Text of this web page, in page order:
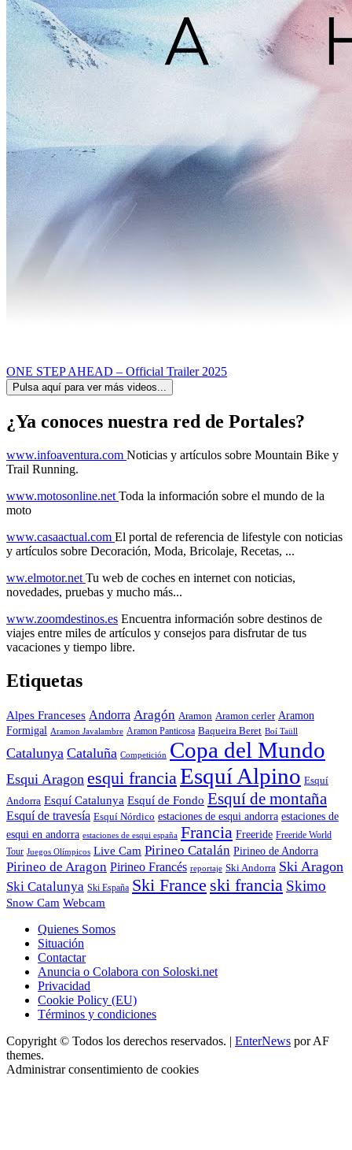
ONE STEP AHEAD – Official Trailer 2025
Pulsa aquí para ver más videos...
¿Ya conoces nuestra red de Portales?
www.infoaventura.com Noticias y artículos sobre Mountain Bike y
Trail Running.
www.motosonline.net Toda la información sobre el mundo de la
moto
www.casaactual.com El portal de referencia de lifestyle con noticias
y artículos sobre Decoración, Moda, Bricolaje, Recetas, ...
ww.elmotor.net Tu web de coches en internet con noticias,
novedades, pruebas y mucho más...
www.zoomdestinos.es Encuentra información sobre destinos de
viajes entre miles de artículos y consejos para disfrutar de tus
vacaciones y tiempo libre.
Etiquetas
Alpes Franceses Andorra Aragón Aramon Aramon cerler Aramon
Formigal Aramon Javalambre Aramon Panticosa Baqueira Beret Boí Taüll
Catalunya Cataluña Competición Copa del Mundo
Esqui Aragon esqui francia Esquí Alpino Esquí
Andorra Esquí Catalunya Esquí de Fondo Esquí de montaña
Esquí de travesía Esquí Nórdico estaciones de esqui andorra estaciones de
esqui en andorra estaciones de esqui españa Francia Freeride Freeride World
Tour Juegos Olímpicos Live Cam Pirineo Catalán Pirineo de Andorra
Pirineo de Aragon Pirineo Francés reportaje Ski Andorra Ski Aragon
Ski Catalunya Ski España Ski France ski francia Skimo
Snow Cam Webcam
Quienes Somos
Situación
Contactar
Anuncia o Colabora con Soloski.net
Privacidad
Cookie Policy (EU)
Términos y condiciones
Copyright © Todos los derechos reservados. | EnterNews por AF
themes.
Administrar consentimiento de cookies